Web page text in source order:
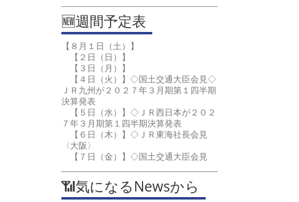
🆕週間予定表
【８月１日（土）】
【２日（日）】
【３日（月）】
【４日（火）】◇国土交通大臣会見◇
ＪＲ九州が２０２７年３月期第１四半期
決算発表
【５日（水）】◇ＪＲ西日本が２０２
７年３月期第１四半期決算発表
【６日（木）】◇ＪＲ東海社長会見
〈大阪〉
【７日（金）】◇国土交通大臣会見
📶気になるNewsから